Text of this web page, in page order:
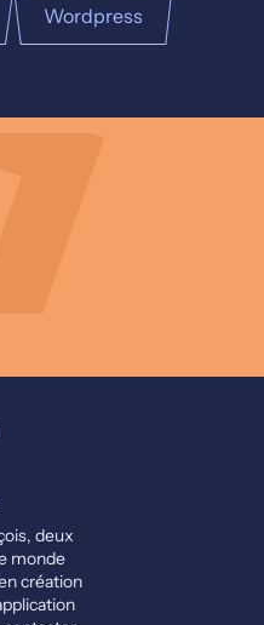
Wordpress
deux
monde
création